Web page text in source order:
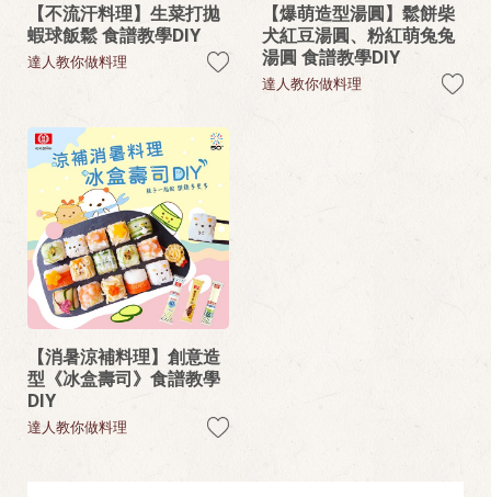
【不流汗料理】生菜打拋
蝦球飯鬆 食譜教學DIY
達人教你做料理
【爆萌造型湯圓】鬆餅柴
犬紅豆湯圓、粉紅萌兔兔
湯圓 食譜教學DIY
達人教你做料理
【消暑涼補料理】創意造
型《冰盒壽司》食譜教學
DIY
達人教你做料理